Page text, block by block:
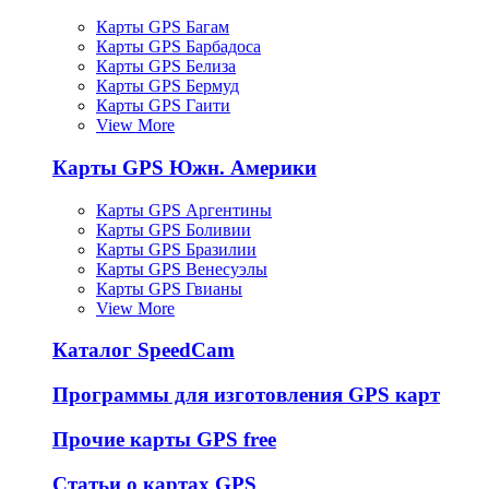
Карты GPS Багам
Карты GPS Барбадоса
Карты GPS Белиза
Карты GPS Бермуд
Карты GPS Гаити
View More
Карты GPS Южн. Америки
Карты GPS Аргентины
Карты GPS Боливии
Карты GPS Бразилии
Карты GPS Венесуэлы
Карты GPS Гвианы
View More
Каталог SpeedCam
Программы для изготовления GPS карт
Прочие карты GPS free
Статьи о картах GPS